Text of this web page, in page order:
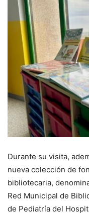
Durante su visita,
nueva colección de
bibliotecaria,
Red Municipal de
de Pediatría del